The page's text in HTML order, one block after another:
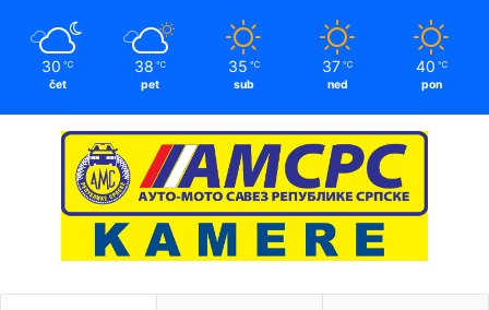
30 ℃
čet
38 ℃
pet
35 ℃
sub
37 ℃
ned
40 ℃
pon